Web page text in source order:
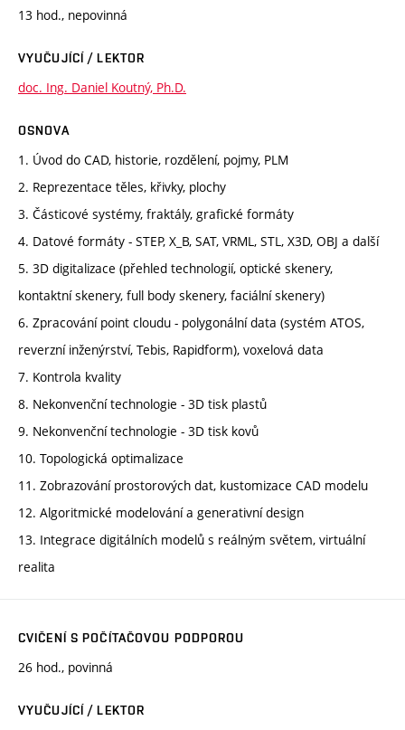
13 hod., nepovinná
VYUČUJÍCÍ / LEKTOR
doc. Ing. Daniel Koutný, Ph.D.
OSNOVA
1. Úvod do CAD, historie, rozdělení, pojmy, PLM
2. Reprezentace těles, křivky, plochy
3. Částicové systémy, fraktály, grafické formáty
4. Datové formáty - STEP, X_B, SAT, VRML, STL, X3D, OBJ a další
5. 3D digitalizace (přehled technologií, optické skenery,
kontaktní skenery, full body skenery, faciální skenery)
6. Zpracování point cloudu - polygonální data (systém ATOS,
reverzní inženýrství, Tebis, Rapidform), voxelová data
7. Kontrola kvality
8. Nekonvenční technologie - 3D tisk plastů
9. Nekonvenční technologie - 3D tisk kovů
10. Topologická optimalizace
11. Zobrazování prostorových dat, kustomizace CAD modelu
12. Algoritmické modelování a generativní design
13. Integrace digitálních modelů s reálným světem, virtuální
realita
CVIČENÍ S POČÍTAČOVOU PODPOROU
26 hod., povinná
VYUČUJÍCÍ / LEKTOR